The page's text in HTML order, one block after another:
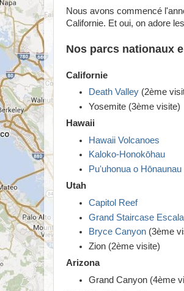
Nous avons commencé
Californie. Et oui, on adore
Nos parcs nationaux
Californie
Death Valley (2ème
Yosemite (3ème visite)
Hawaii
Hawaii Volcanoes
Kaloko-Honokōhau
Puʻuhonua o Hōnaunau
Utah
Capitol Reef
Grand Staircase
Bryce Canyon (3ème
Zion (2ème visite)
Arizona
Grand Canyon (4ème